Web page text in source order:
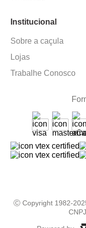
Institucional
Sobre a caçula
Lojas
Trabalhe Conosco
Ⓒ Copyright 1982-